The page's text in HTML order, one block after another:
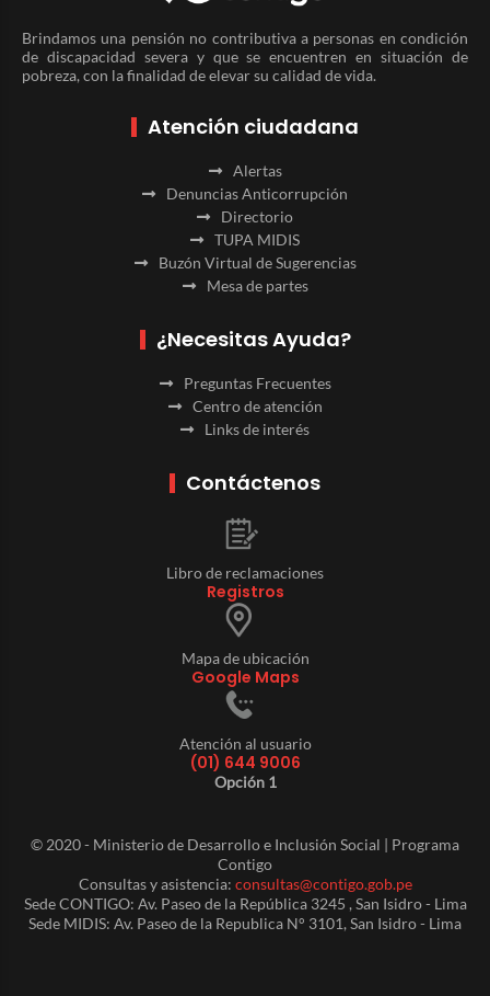
Brindamos una pensión no contributiva a personas en condición
de discapacidad severa y que se encuentren en situación de
pobreza, con la finalidad de elevar su calidad de vida.
Atención ciudadana
Alertas
Denuncias Anticorrupción
Directorio
TUPA MIDIS
Buzón Virtual de Sugerencias
Mesa de partes
¿Necesitas Ayuda?
Preguntas Frecuentes
Centro de atención
Links de interés
Contáctenos
Libro de reclamaciones
Registros
Mapa de ubicación
Google Maps
Atención al usuario
(01) 644 9006
Opción 1
© 2020 - Ministerio de Desarrollo e Inclusión Social | Programa
Contigo
Consultas y asistencia: consultas@contigo.gob.pe
Sede CONTIGO: Av. Paseo de la República 3245 , San Isidro - Lima
Sede MIDIS: Av. Paseo de la Republica N° 3101, San Isidro - Lima